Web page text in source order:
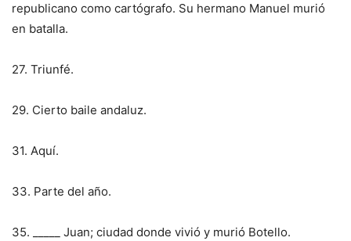
republicano como cartógrafo. Su hermano Manuel murió
en batalla.
27. Triunfé.
29. Cierto baile andaluz.
31. Aquí.
33. Parte del año.
35. _____ Juan; ciudad donde vivió y murió Botello.